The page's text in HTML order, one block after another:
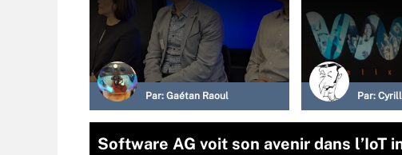
Par: Gaétan Raoul Par:
Software AG voit son avenir dans l’IoT